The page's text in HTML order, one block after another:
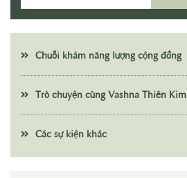
Chuỗi khám năng lượng cộng đồng
Trò chuyện cùng Vashna Thiên Kim
Các sự kiện khác